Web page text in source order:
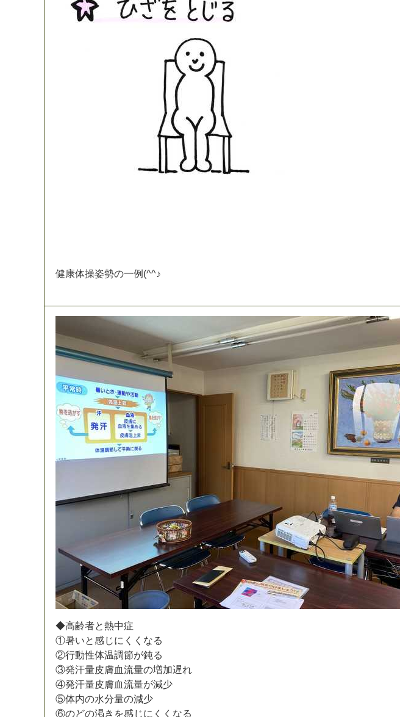
健康体操姿勢の一例 (^^♪
◆高齢者と熱中症
①暑いと感じに く く なる
②行動性体温調節が鈍る
③発汗量皮膚血流量の増加遅れ
④発汗量皮膚血流量が減少
⑤体内の水分量の減少
⑥のどの渇き を感じに く く なる